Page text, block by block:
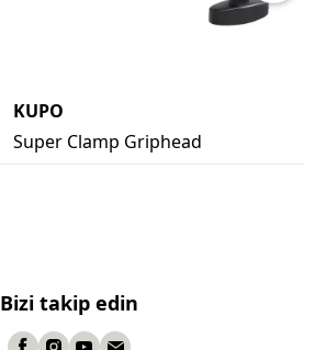
KUPO
Super Clamp Griphead
Bizi takip edin